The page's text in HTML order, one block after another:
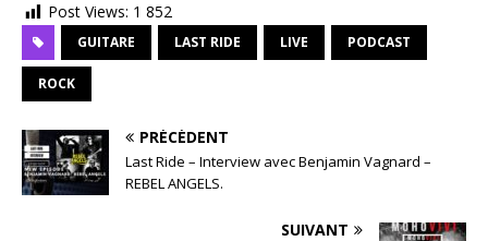
Post Views: 1 852
GUITARE LAST RIDE LIVE PODCAST
ROCK
PRÉCÉDENT
Last Ride – Interview avec Benjamin Vagnard –
REBEL ANGELS.
SUIVANT